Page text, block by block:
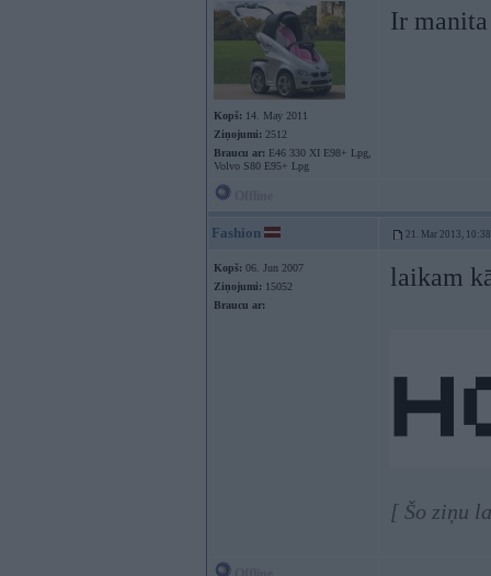
Kopš: 14. May 2011
Ziņojumi: 2512
Braucu ar: E46 330 XI E98+ Lpg,
Volvo S80 E95+ Lpg
Ir
Fashion 21. Mar 2013, 10:38
Kopš: 06. Jun 2007
Ziņojumi: 15052
Braucu ar:
laikam
[ Šo ziņu